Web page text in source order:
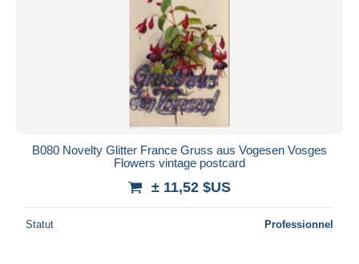
B080 Novelty Glitter France Gruss aus Vogesen Vosges
Flowers vintage postcard
± 11,52 $US
Statut Professionnel